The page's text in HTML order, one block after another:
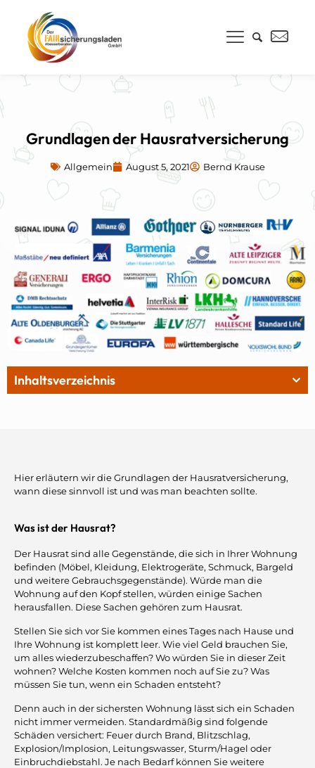
Grundlagen der Hausratversicherung
Allgemein August 5, 2021 Bernd Krause
Inhaltsverzeichnis
Hier erläutern wir die Grundlagen der Hausratversicherung,
wann diese sinnvoll ist und was man beachten sollte.
Was ist der Hausrat?
Der Hausrat sind alle Gegenstände, die sich in Ihrer Wohnung
befinden (Möbel, Kleidung, Elektrogeräte, Schmuck, Bargeld
und weitere Gebrauchsgegenstände). Würde man die
Wohnung auf den Kopf stellen, würden einige Sachen
herausfallen. Diese Sachen gehören zum Hausrat.
Stellen Sie sich vor Sie kommen eines Tages nach Hause und
Ihre Wohnung ist komplett leer. Wie viel Geld brauchen Sie,
um alles wiederzubeschaffen? Wo würden Sie in dieser Zeit
wohnen? Welche Kosten kommen noch auf Sie zu? Was
müssen Sie tun, wenn ein Schaden entsteht?
Denn auch in der sichersten Wohnung lässt sich ein Schaden
nicht immer vermeiden. Standardmäßig sind folgende
Schäden versichert: Feuer durch Brand, Blitzschlag,
Explosion/Implosion, Leitungswasser, Sturm/Hagel oder
Einbruchdiebstahl. Je nach Bedarf können Sie weitere